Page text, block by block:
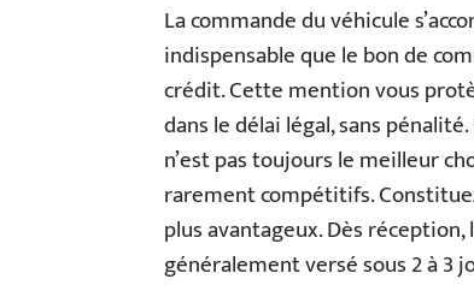
La commande du véhicule
indispensable que le bon de
crédit. Cette mention vous
dans le délai légal, sans
n’est pas toujours le meilleur
rarement compétitifs.
plus avantageux. Dès
généralement versé sous 2 à 3